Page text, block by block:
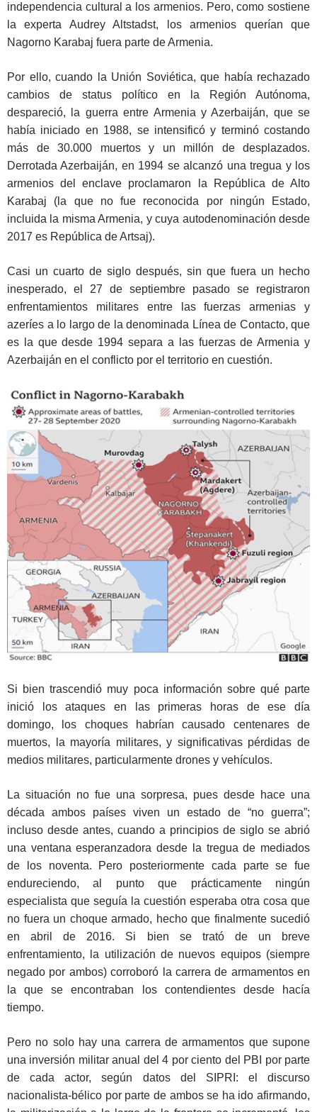
independencia cultural a los armenios. Pero, como sostiene
la experta Audrey Altstadst, los armenios querían que
Nagorno Karabaj fuera parte de Armenia.
Por ello, cuando la Unión Soviética, que había rechazado
cambios de status político en la Región Autónoma,
despareció, la guerra entre Armenia y Azerbaiján, que se
había iniciado en 1988, se intensificó y terminó costando
más de 30.000 muertos y un millón de desplazados.
Derrotada Azerbaiján, en 1994 se alcanzó una tregua y los
armenios del enclave proclamaron la República de Alto
Karabaj (la que no fue reconocida por ningún Estado,
incluida la misma Armenia, y cuya autodenominación desde
2017 es República de Artsaj).
Casi un cuarto de siglo después, sin que fuera un hecho
inesperado, el 27 de septiembre pasado se registraron
enfrentamientos militares entre las fuerzas armenias y
azeríes a lo largo de la denominada Línea de Contacto, que
es la que desde 1994 separa a las fuerzas de Armenia y
Azerbaiján en el conflicto por el territorio en cuestión.
Si bien trascendió muy poca información sobre qué parte
inició los ataques en las primeras horas de ese día
domingo, los choques habrían causado centenares de
muertos, la mayoría militares, y significativas pérdidas de
medios militares, particularmente drones y vehículos.
La situación no fue una sorpresa, pues desde hace una
década ambos países viven un estado de “no guerra”;
incluso desde antes, cuando a principios de siglo se abrió
una ventana esperanzadora desde la tregua de mediados
de los noventa. Pero posteriormente cada parte se fue
endureciendo, al punto que prácticamente ningún
especialista que seguía la cuestión esperaba otra cosa que
no fuera un choque armado, hecho que finalmente sucedió
en abril de 2016. Si bien se trató de un breve
enfrentamiento, la utilización de nuevos equipos (siempre
negado por ambos) corroboró la carrera de armamentos en
la que se encontraban los contendientes desde hacía
tiempo.
Pero no solo hay una carrera de armamentos que supone
una inversión militar anual del 4 por ciento del PBI por parte
de cada actor, según datos del SIPRI: el discurso
nacionalista-bélico por parte de ambos se ha ido afirmando,